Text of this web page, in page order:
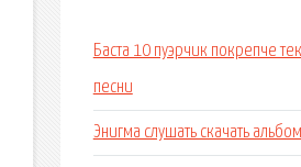
Баста 10 пуэрчик покрепче
песни
Энигма слушать скачать альбом